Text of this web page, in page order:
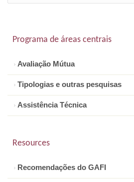
Programa de áreas centrais
Avaliação Mútua
Tipologias e outras pesquisas
Assistência Técnica
Resources
Recomendações do GAFI